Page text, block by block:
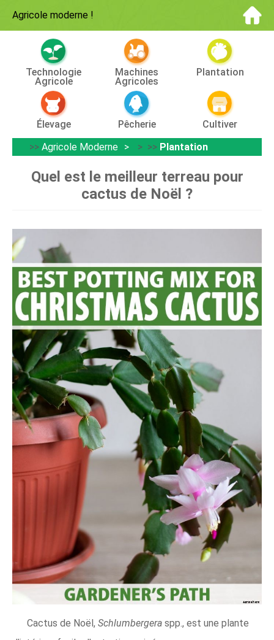
Agricole moderne !
Technologie
Agricole
Machines
Agricoles
Plantation
Élevage Pêcherie
Cultiver
>> Agricole Moderne > >> Plantation
Quel est le meilleur terreau pour
cactus de Noël ?
Cactus de Noël, Schlumbergera spp., est une plante